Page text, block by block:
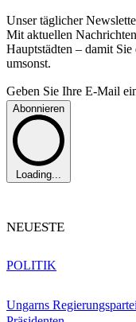
Unser täglicher
Mit aktuellen
Hauptstädten – damit
umsonst.
Geben Sie Ihre E-Mail
Abonnieren
Loading...
NEUESTE
Ungarns
POLITIK